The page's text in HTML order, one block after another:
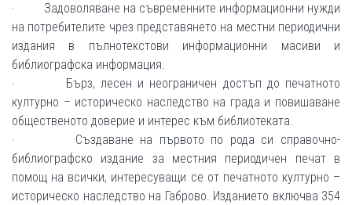
· Задоволяване на съвременните информационни нужди
на потребителите чрез представянето на местни периодични
издания в пълнотекстови информационни масиви и
библиографска информация.
· Бърз, лесен и неограничен достъп до печатното
културно – историческо наследство на града и повишаване
общественото доверие и интерес към библиотеката.
· Създаване на първото по рода си справочно-
библиографско издание за местния периодичен печат в
помощ на всички, интересуващи се от печатното културно –
историческо наследство на Габрово. Изданието включва 354